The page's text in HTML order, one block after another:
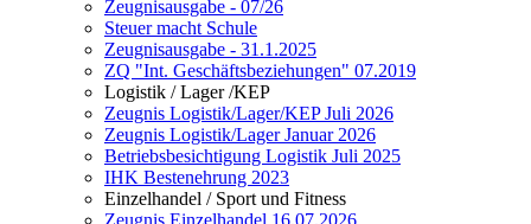
Zeugnisausgabe - 07/26
Steuer macht Schule
Zeugnisausgabe - 31.1.2025
ZQ "Int. Geschäftsbeziehungen" 07.2019
Logistik / Lager /KEP
Zeugnis Logistik/Lager/KEP Juli 2026
Zeugnis Logistik/Lager Januar 2026
Betriebsbesichtigung Logistik Juli 2025
IHK Bestenehrung 2023
Einzelhandel / Sport und Fitness
Zeugnis Einzelhandel 16.07.2026